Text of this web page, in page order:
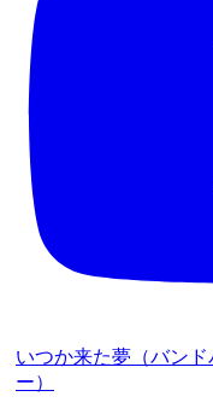
いつか来た夢（バン
ー）